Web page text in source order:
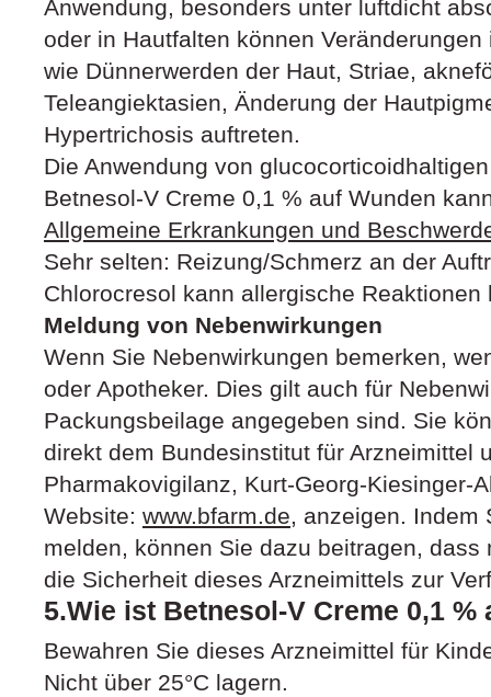
Anwendung, besonders unter luftdicht
oder in Hautfalten können
wie Dünnerwerden der Haut, Striae,
Teleangiektasien, Änderung der
Hypertrichosis auftreten.
Die Anwendung von
Betnesol-V Creme 0,1 % auf Wunden
Allgemeine Erkrankungen und
Sehr selten: Reizung/Schmerz an der
Chlorocresol kann allergische Reaktionen
Meldung von Nebenwirkungen
Wenn Sie Nebenwirkungen bemerken,
oder Apotheker. Dies gilt auch für
Packungsbeilage angegeben sind. Sie
direkt dem Bundesinstitut für Arzneimittel
Pharmakovigilanz, Kurt-Georg-Kiesinger-
Website: www.bfarm.de, anzeigen. Indem
melden, können Sie dazu beitragen, dass
die Sicherheit dieses Arzneimittels zur
5.Wie ist Betnesol-V Creme 0,1 %
Bewahren Sie dieses Arzneimittel für
Nicht über 25°C lagern.